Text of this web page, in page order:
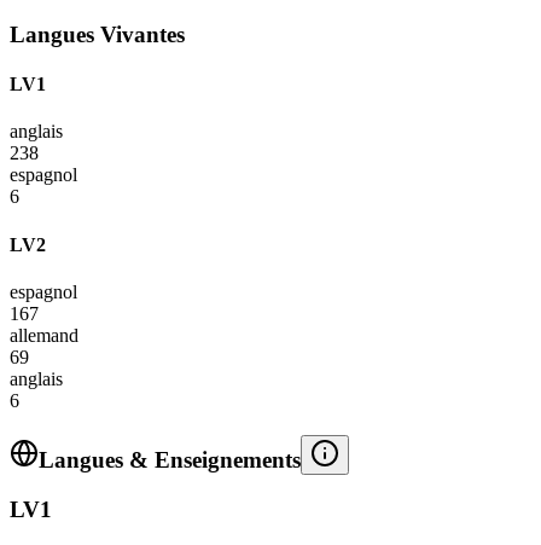
Langues Vivantes
LV1
anglais
238
espagnol
6
LV2
espagnol
167
allemand
69
anglais
6
Langues & Enseignements
LV1